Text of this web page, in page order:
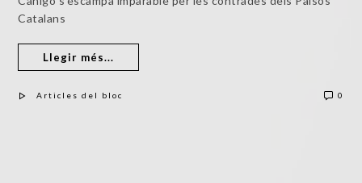
Catalans
Llegir més...
Articles del bloc 0